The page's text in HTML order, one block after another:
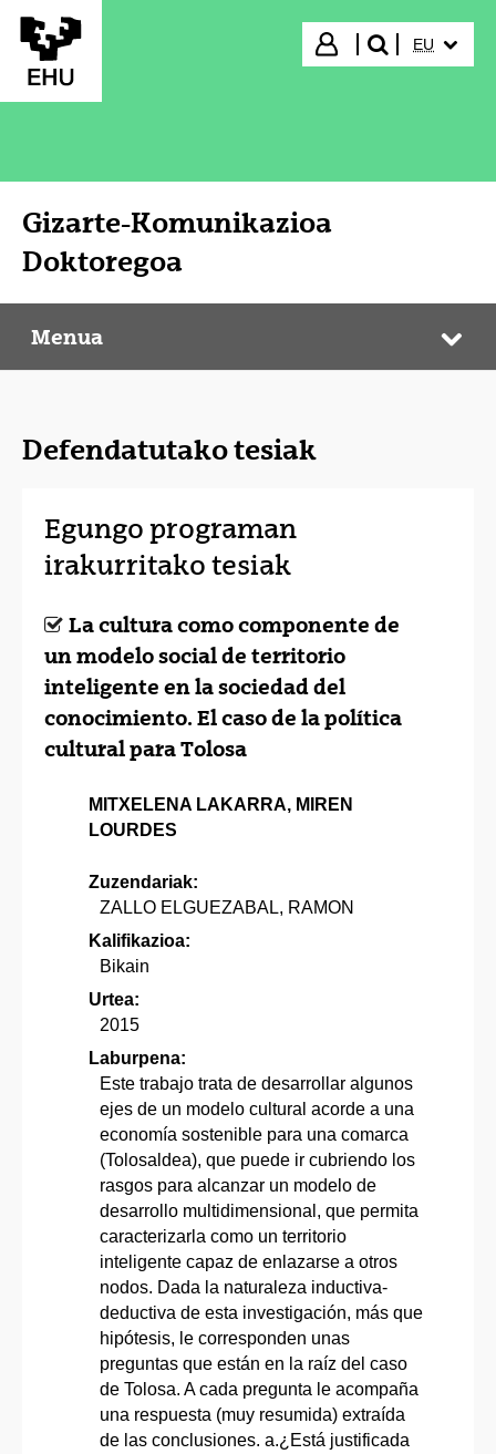
Eduki nagusira joan
Hasi saioa
bilatu"
EU
Gizarte-Komunikazioa
Doktoregoa
Gizarte-Komunikazioa Doktoregoa
Menua
Defendatutako tesiak
Egungo programan
irakurritako tesiak
La cultura como componente de
un modelo social de territorio
inteligente en la sociedad del
conocimiento. El caso de la política
cultural para Tolosa
MITXELENA LAKARRA, MIREN
LOURDES
Zuzendariak:
ZALLO ELGUEZABAL, RAMON
Kalifikazioa:
Bikain
Urtea:
2015
Laburpena:
Este trabajo trata de desarrollar algunos
ejes de un modelo cultural acorde a una
economía sostenible para una comarca
(Tolosaldea), que puede ir cubriendo los
rasgos para alcanzar un modelo de
desarrollo multidimensional, que permita
caracterizarla como un territorio
inteligente capaz de enlazarse a otros
nodos. Dada la naturaleza inductiva-
deductiva de esta investigación, más que
hipótesis, le corresponden unas
preguntas que están en la raíz del caso
de Tolosa. A cada pregunta le acompaña
una respuesta (muy resumida) extraída
de las conclusiones. a.¿Está justificada